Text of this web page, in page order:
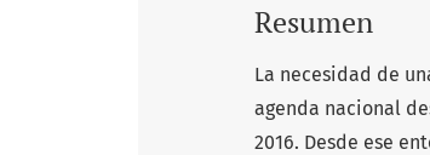
Resumen
La necesidad de
agenda nacional
2016. Desde ese